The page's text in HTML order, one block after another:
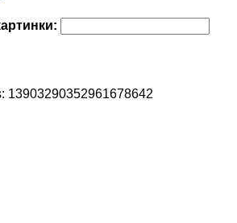
13903290352961678642